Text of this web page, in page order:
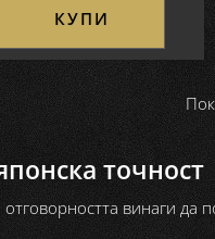
КУПИ
точност
винаги да